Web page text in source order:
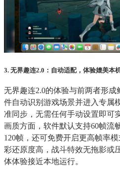
3. 无界趣连2.0：自动适配，体验媲美本
无界趣连2.0的体验与前两者形
件自动识别游戏场景并进入专属
准同步，无需任何手动设置即可
画质方面，软件默认支持60帧流
120帧，还可免费开启更高帧率
彩还原度高，战斗特效无拖影或
体体验接近本地运行。